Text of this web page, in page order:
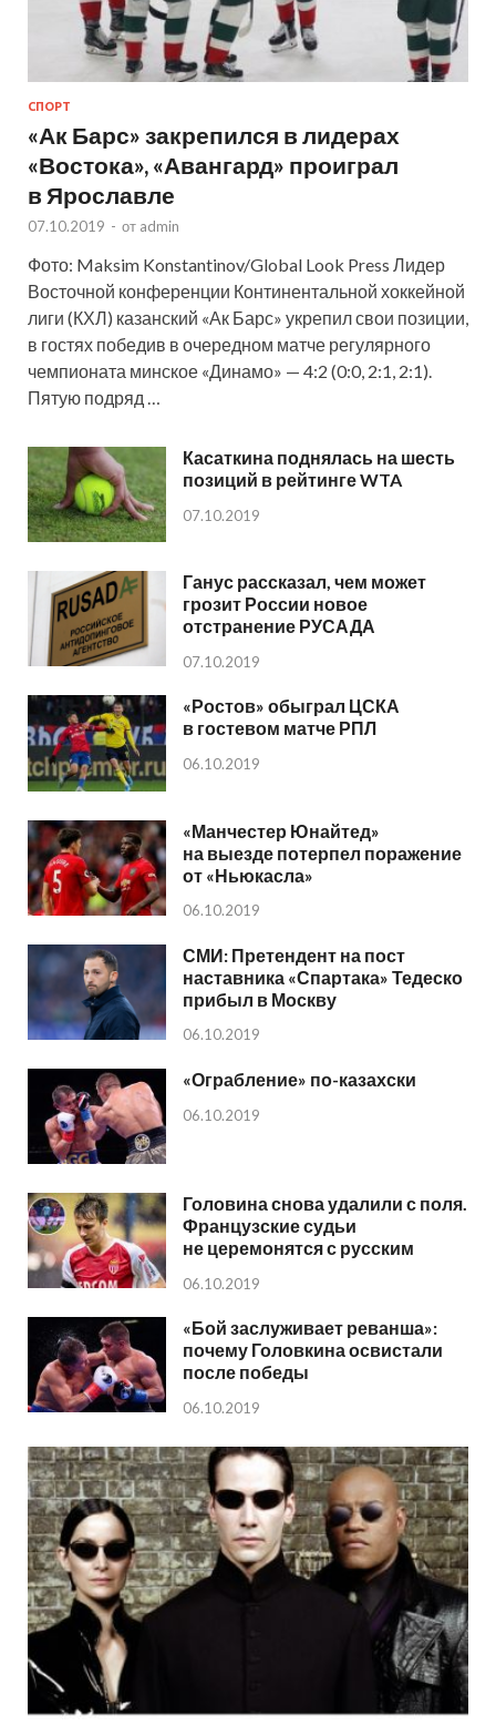
СПОРТ
«Ак Барс» закрепился в лидерах
«Востока», «Авангард» проиграл
в Ярославле
07.10.2019 - от admin
Фото: Maksim Konstantinov/Global Look Press Лидер
Восточной конференции Континентальной хоккейной
лиги (КХЛ) казанский «Ак Барс» укрепил свои позиции,
в гостях победив в очередном матче регулярного
чемпионата минское «Динамо» — 4:2 (0:0, 2:1, 2:1).
Пятую подряд …
Касаткина поднялась на шесть
позиций в рейтинге WTA
07.10.2019
Ганус рассказал, чем может
грозит России новое
отстранение РУСАДА
07.10.2019
«Ростов» обыграл ЦСКА
в гостевом матче РПЛ
06.10.2019
«Манчестер Юнайтед»
на выезде потерпел поражение
от «Ньюкасла»
06.10.2019
СМИ: Претендент на пост
наставника «Спартака» Тедеско
прибыл в Москву
06.10.2019
«Ограбление» по-казахски
06.10.2019
Головина снова удалили с поля.
Французские судьи
не церемонятся с русским
06.10.2019
«Бой заслуживает реванша»:
почему Головкина освистали
после победы
06.10.2019